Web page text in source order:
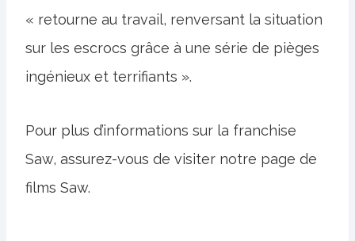
« retourne au travail, renversant la situation
sur les escrocs grâce à une série de pièges
ingénieux et terrifiants ».
Pour plus d’informations sur la franchise
Saw, assurez-vous de visiter notre page de
films Saw.